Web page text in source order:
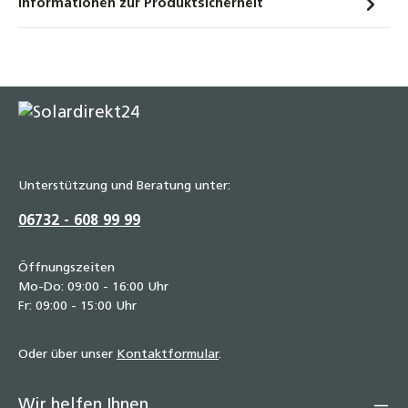
Informationen zur Produktsicherheit
Unterstützung und Beratung unter:
06732 - 608 99 99
Öffnungszeiten
Mo-Do: 09:00 - 16:00 Uhr
Fr: 09:00 - 15:00 Uhr
Oder über unser Kontaktformular.